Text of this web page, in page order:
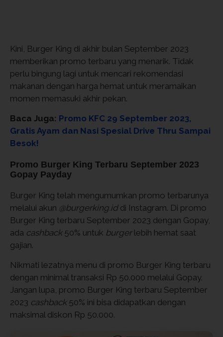
Kini, Burger King di akhir bulan September 2023
memberikan promo terbaru yang menarik. Tidak
perlu bingung lagi untuk mencari rekomendasi
makanan dengan harga hemat untuk meramaikan
momen memasuki akhir pekan.
Baca Juga: Promo KFC 29 September 2023,
Gratis Ayam dan Nasi Spesial Drive Thru Sampai
Besok!
Promo Burger King Terbaru September 2023
Gopay Payday
Burger King telah mengumumkan promo terbarunya
melalui akun @burgerking.iddi Instagram. Di promo
Burger King terbaru September 2023 dengan Gopay,
ada cashback 50% untuk burgerlebih hemat saat
gajian.
Nikmati lezatnya menu di promo Burger King terbaru
dengan minimal transaksi Rp 50.000 melalui Gopay.
Jangan lupa, promo Burger King terbaru September
2023 cashback 50% ini bisa didapatkan dengan
maksimal diskon Rp 50.000.